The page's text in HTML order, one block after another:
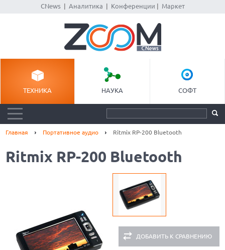
CNews| Аналитика Конференции Маркет
ТЕХНИКА НАУКА СОФТ
Главная Портативное аудио Ritmix RP-200 Bluetooth
Ritmix RP-200 Bluetooth
ДОБАВИТЬ К СРАВНЕНИЮ